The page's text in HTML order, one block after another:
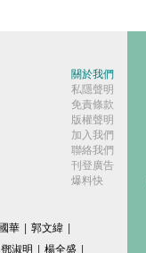
關於我們
私隱聲明
免責條款
版權聲明
加入我們
聯絡我們
刊登廣告
爆料快
華 郭文緯
鄧淑明
楊全盛